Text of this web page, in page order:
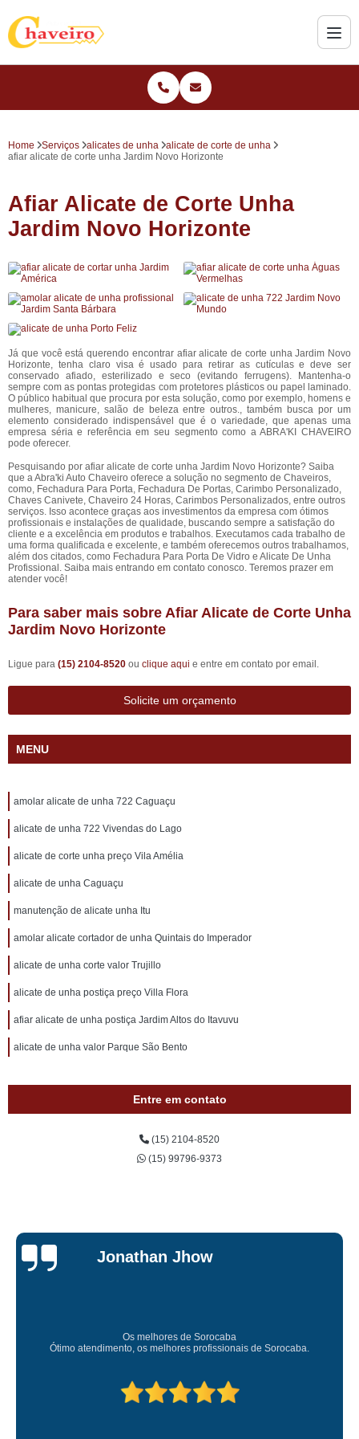
Home Serviços alicates de unha
alicate de corte de unha
afiar alicate de corte unha Jardim Novo Horizonte
Afiar Alicate de Corte Unha
Jardim Novo Horizonte
Já que você está querendo encontrar afiar alicate de corte unha Jardim Novo
Horizonte, tenha claro visa é usado para retirar as cutículas e deve ser
conservado afiado, esterilizado e seco (evitando ferrugens). Mantenha-o
sempre com as pontas protegidas com protetores plásticos ou papel laminado.
O público habitual que procura por esta solução, como por exemplo, homens e
mulheres, manicure, salão de beleza entre outros., também busca por um
elemento considerado indispensável que é o variedade, que apenas uma
empresa séria e referência em seu segmento como a ABRA'KI CHAVEIRO
pode oferecer.
Pesquisando por afiar alicate de corte unha Jardim Novo Horizonte? Saiba
que a Abra'ki Auto Chaveiro oferece a solução no segmento de Chaveiros,
como, Fechadura Para Porta, Fechadura De Portas, Carimbo Personalizado,
Chaves Canivete, Chaveiro 24 Horas, Carimbos Personalizados, entre outros
serviços. Isso acontece graças aos investimentos da empresa com ótimos
profissionais e instalações de qualidade, buscando sempre a satisfação do
cliente e a excelência em produtos e trabalhos. Executamos cada trabalho de
uma forma qualificada e excelente, e também oferecemos outros trabalhamos,
além dos citados, como Fechadura Para Porta De Vidro e Alicate De Unha
Profissional. Saiba mais entrando em contato conosco. Teremos prazer em
atender você!
Para saber mais sobre Afiar Alicate de Corte Unha
Jardim Novo Horizonte
Ligue para (15) 2104-8520 ou clique aqui e entre em contato por email.
Solicite um orçamento
MENU
amolar alicate de unha 722 Caguaçu
alicate de unha 722 Vivendas do Lago
alicate de corte unha preço Vila Amélia
alicate de unha Caguaçu
manutenção de alicate unha Itu
amolar alicate cortador de unha Quintais do Imperador
alicate de unha corte valor Trujillo
alicate de unha postiça preço Villa Flora
afiar alicate de unha postiça Jardim Altos do Itavuvu
alicate de unha valor Parque São Bento
Entre em contato
(15) 2104-8520
(15) 99796-9373
Jessica
Carvalho
Super recomendo!
Amei o atendimento. Preco super bom. Superou minhas expectativas.
Deixou o meu bem super arrumadinhooo recomendo!